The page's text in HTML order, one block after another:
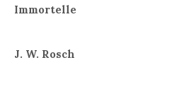
Immortelle
J. W. Rosch